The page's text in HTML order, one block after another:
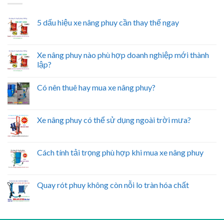
5 dấu hiệu xe nâng phuy cần thay thế ngay
Xe nâng phuy nào phù hợp doanh nghiệp mới thành
lập?
Có nên thuê hay mua xe nâng phuy?
Xe nâng phuy có thể sử dụng ngoài trời mưa?
Cách tính tải trọng phù hợp khi mua xe nâng phuy
Quay rót phuy không còn nỗi lo tràn hóa chất